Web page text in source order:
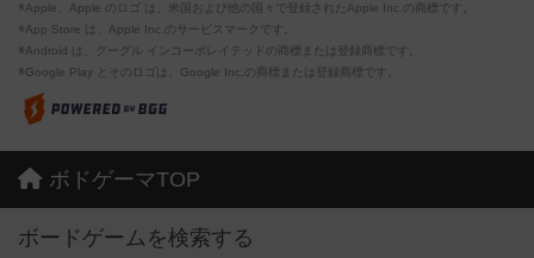
※Apple、Apple のロゴ は、米国および他の国々で登録されたApple Inc.の商標です。
※App Store は、Apple Inc.のサービスマークです。
※Android は、グーグル インコーポレイテッドの商標または登録商標です。
※Google Play とそのロゴは、Google Inc.の商標または登録商標です。
ボドゲーマTOP
ボードゲームを検索する